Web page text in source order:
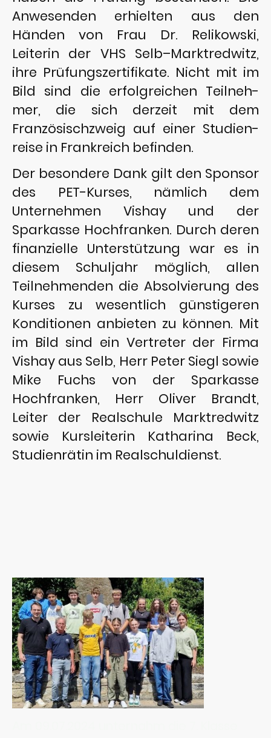
Anwesenden erhielten aus den
Händen von Frau Dr. Relikowski,
Leiterin der VHS Selb–Marktredwitz,
ihre Prüfungszertifikate. Nicht mit im
Bild sind die erfolgreichen Teilneh-
mer, die sich derzeit mit dem
Französischzweig auf einer Studien-
reise in Frankreich befinden.
Der besondere Dank gilt den Sponsor
des PET-Kurses, nämlich dem
Unternehmen Vishay und der
Sparkasse Hochfranken. Durch deren
finanzielle Unterstützung war es in
diesem Schuljahr möglich, allen
Teilnehmenden die Absolvierung des
Kurses zu wesentlich günstigeren
Konditionen anbieten zu können. Mit
im Bild sind ein Vertreter der Firma
Vishay aus Selb, Herr Peter Siegl sowie
Mike Fuchs von der Sparkasse
Hochfranken, Herr Oliver Brandt,
Leiter der Realschule Marktredwitz
sowie Kursleiterin Katharina Beck,
Studienrätin im Realschuldienst.